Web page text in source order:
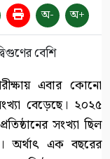
অ- অ+
এবার কোনো
বেড়েছে। ২০২৫
সংখ্যা ছিল
অর্থাৎ এক বছরের